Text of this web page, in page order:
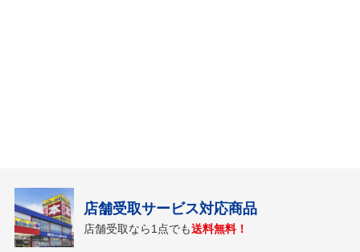
店舗受取サービス対応商品
店舗受取なら1点でも送料無料！